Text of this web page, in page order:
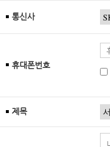
통신사
휴대폰번호
제목